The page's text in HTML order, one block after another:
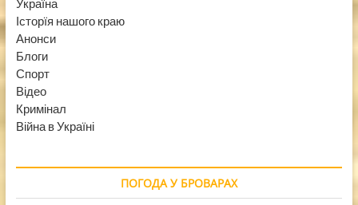
Історїя нашого краю
Анонси
Блоги
Спорт
Відео
Кримінал
Війна в Україні
ПОГОДА У БРОВАРАХ